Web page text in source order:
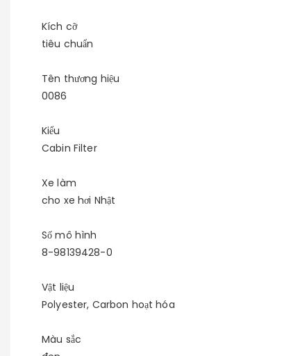
Kích cỡ
tiêu chuẩn
Tên thương hiệu
0086
Kiểu
Cabin Filter
Xe làm
cho xe hơi Nhật
Số mô hình
8-98139428-0
Vật liệu
Polyester, Carbon hoạt hóa
Màu sắc